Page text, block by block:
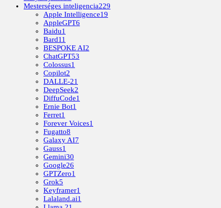
Mesterséges inteligencia229
Apple Intelligence19
AppleGPT6
Baidu1
Bard11
BESPOKE AI2
ChatGPT53
Colossus1
Copilot2
DALLE-21
DeepSeek2
DiffuCode1
Ernie Bot1
Ferret1
Forever Voices1
Fugatto8
Galaxy AI7
Gauss1
Gemini30
Google26
GPTZero1
Grok5
Keyframer1
Lalaland.ai1